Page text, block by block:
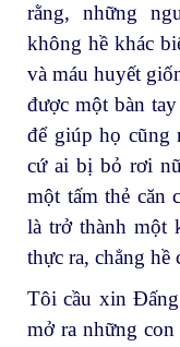
rằng, những
không hề khác
và máu huyết
được một bàn
để giúp họ cũng
cứ ai bị bỏ rơi
một tấm thẻ căn
là trở thành một
thực ra, chẳng hề
Tôi cầu xin Đấng
mở ra những